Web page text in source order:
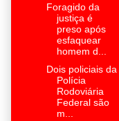
Foragido da
justiça é
preso após
esfaquear
homem d...
Dois policiais da
Polícia
Rodoviária
Federal são
m...